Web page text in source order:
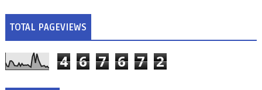
TOTAL PAGEVIEWS
4 6 7 6 7 2